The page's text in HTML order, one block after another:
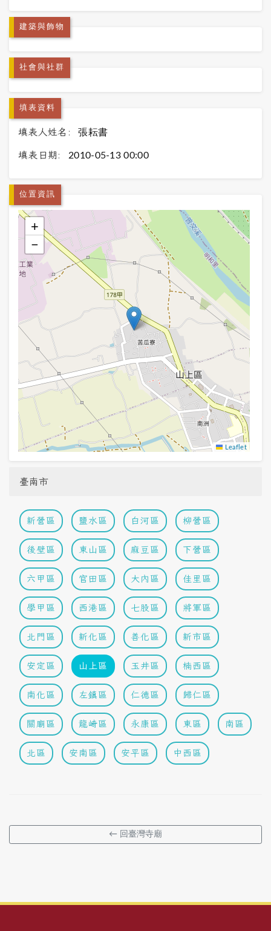
建築與飾物
社會與社群
填表資料
填表人姓名: 張耘書
填表日期: 2010-05-13 00:00
位置資訊
+
−
Leaflet
臺南市
新營區 鹽水區 白河區 柳營區
後壁區 東山區 麻豆區 下營區
六甲區 官田區 大內區 佳里區
學甲區 西港區 七股區 將軍區
北門區 新化區 善化區 新市區
安定區 山上區 玉井區 楠西區
南化區 左鎮區 仁德區 歸仁區
關廟區 龍崎區 永康區 東區 南區
北區 安南區 安平區 中西區
← 回臺灣寺廟